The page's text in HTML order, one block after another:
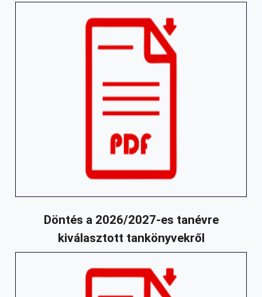
Döntés a 2026/2027-es tanévre
kiválasztott tankönyvekről